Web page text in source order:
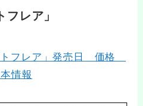
レア」